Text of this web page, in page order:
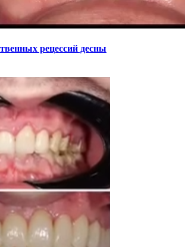
рецессий десны